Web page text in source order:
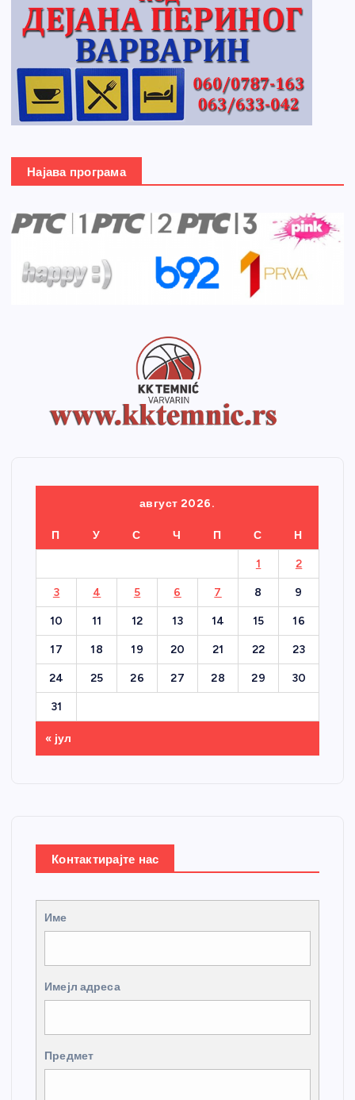
Најава програма
август 2026.
П У С Ч П С Н
1 2
3 4 5 6 7 8 9
10 11 12 13 14 15 16
17 18 19 20 21 22 23
24 25 26 27 28 29 30
31
« јул
Контактирајте нас
Име
Имејл адреса
Предмет